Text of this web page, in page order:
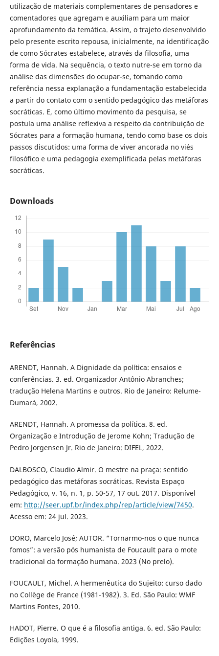
utilização de materiais complementares de pensadores e
comentadores que agregam e auxiliam para um maior
aprofundamento da temática. Assim, o trajeto desenvolvido
pelo presente escrito repousa, inicialmente, na identificação
de como Sócrates estabelece, através da filosofia, uma
forma de vida. Na sequência, o texto nutre-se em torno da
análise das dimensões do ocupar-se, tomando como
referência nessa explanação a fundamentação estabelecida
a partir do contato com o sentido pedagógico das metáforas
socráticas. E, como último movimento da pesquisa, se
postula uma análise reflexiva a respeito da contribuição de
Sócrates para a formação humana, tendo como base os dois
passos discutidos: uma forma de viver ancorada no viés
filosófico e uma pedagogia exemplificada pelas metáforas
socráticas.
Downloads
Referências
ARENDT, Hannah. A Dignidade da política: ensaios e
conferências. 3. ed. Organizador Antônio Abranches;
tradução Helena Martins e outros. Rio de Janeiro: Relume-
Dumará, 2002.
ARENDT, Hannah. A promessa da política. 8. ed.
Organização e Introdução de Jerome Kohn; Tradução de
Pedro Jorgensen Jr. Rio de Janeiro: DIFEL, 2022.
DALBOSCO, Claudio Almir. O mestre na praça: sentido
pedagógico das metáforas socráticas. Revista Espaço
Pedagógico, v. 16, n. 1, p. 50-57, 17 out. 2017. Disponível
em: http://seer.upf.br/index.php/rep/article/view/7450.
Acesso em: 24 jul. 2023.
DORO, Marcelo José; AUTOR. “Tornarmo-nos o que nunca
fomos”: a versão pós humanista de Foucault para o mote
tradicional da formação humana. 2023 (No prelo).
FOUCAULT, Michel. A hermenêutica do Sujeito: curso dado
no Collège de France (1981-1982). 3. Ed. São Paulo: WMF
Martins Fontes, 2010.
HADOT, Pierre. O que é a filosofia antiga. 6. ed. São Paulo:
Edições Loyola, 1999.